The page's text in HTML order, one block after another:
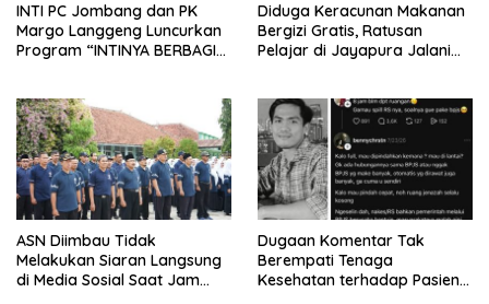
INTI PC Jombang dan PK
Margo Langgeng Luncurkan
Program “INTINYA BERBAGI”,
Diduga Keracunan Makanan
Bergizi Gratis, Ratusan
Pelajar di Jayapura Jalani
ASN Diimbau Tidak
Melakukan Siaran Langsung
di Media Sosial Saat Jam
Dugaan Komentar Tak
Berempati Tenaga
Kesehatan terhadap Pasien